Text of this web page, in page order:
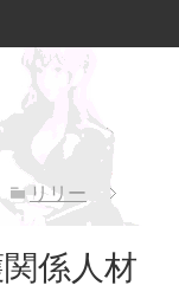
リリー
係人材